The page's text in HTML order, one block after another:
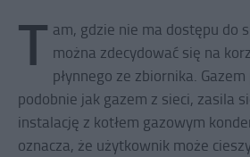
T am, gdzie nie ma dostępu do
można zdecydować się na
płynnego ze zbiornika. Gazem
podobnie jak gazem z sieci, zasila
instalację z kotłem gazowym
oznacza, że użytkownik może